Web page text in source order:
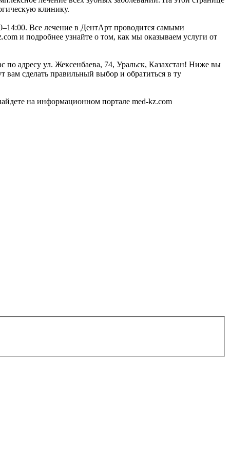
клинику.
Все лечение в ДентАрт проводится самыми
и подробнее узнайте о том, как мы оказываем услуги от
по адресу ул. Жексенбаева, 74, Уральск, Казахстан! Ниже вы
сделать правильный выбор и обратиться в ту
на информационном портале med-kz.com